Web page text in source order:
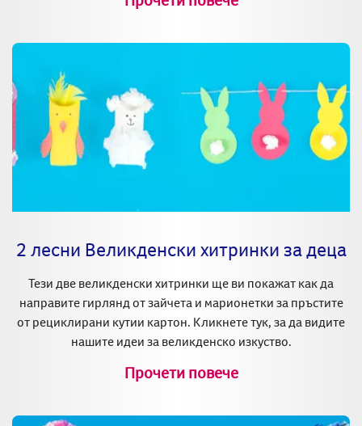
2 лесни Великденски хитринки за деца
Тези две великденски хитринки ще ви покажат как да
направите гирлянд от зайчета и марионетки за пръстите
от рециклирани кутии картон. Кликнете тук, за да видите
нашите идеи за великденско изкуство.
Прочети повече